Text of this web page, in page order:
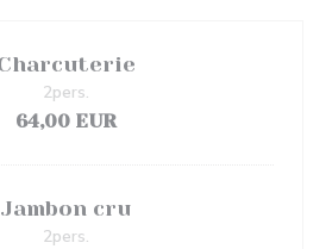
64,00 EUR
2pers.
Jambon cru
2pers.